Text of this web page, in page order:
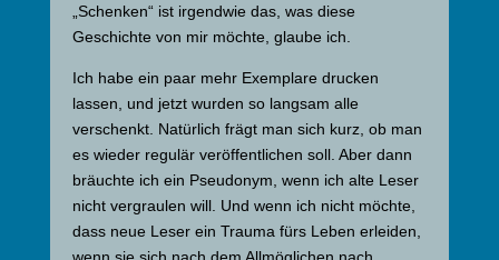
„Schenken“ ist irgendwie das, was diese
Geschichte von mir möchte, glaube ich.
Ich habe ein paar mehr Exemplare drucken
lassen, und jetzt wurden so langsam alle
verschenkt. Natürlich frägt man sich kurz, ob man
es wieder regulär veröffentlichen soll. Aber dann
bräuchte ich ein Pseudonym, wenn ich alte Leser
nicht vergraulen will. Und wenn ich nicht möchte,
dass neue Leser ein Trauma fürs Leben erleiden,
wenn sie sich nach dem Allmöglichen nach